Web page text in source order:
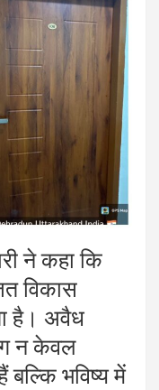
ने कहा कि
विकास
है। अवैध
न केवल
भविष्य में